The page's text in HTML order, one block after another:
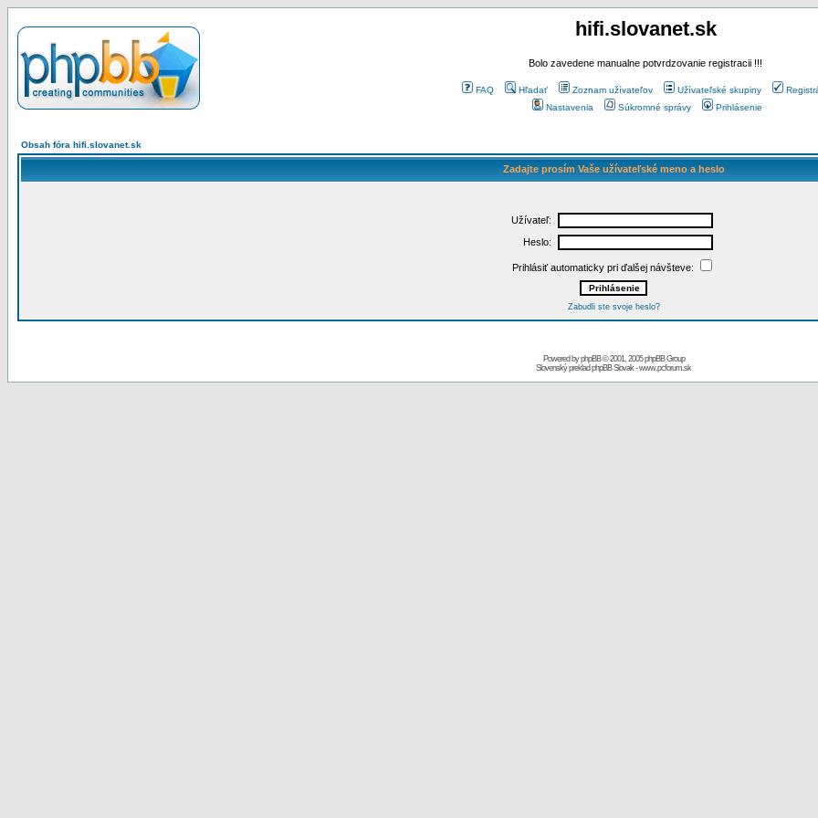
hifi.slovanet.sk
Bolo zavedene manualne potvrdzovanie registracii !!!
FAQ Hľadať Zoznam užívateľov Užívateľské skupiny
Nastavenia
Súkromné správy Prihlásenie
Obsah fóra hifi.slovanet.sk
Zadajte prosím Vaše užívateľské meno a heslo
Užívateľ:
Heslo:
Prihlásiť automaticky pri ďalšej návšteve:
Zabudli ste svoje heslo?
Powered byphpBB© 2001, 2005 phpBB Group
Slovenský preklad phpBB Slovak-www.pcforum.sk